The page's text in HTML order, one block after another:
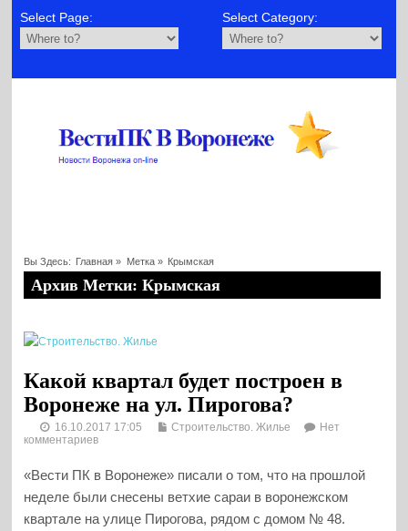
Select Page: Select Category:
Вы Здесь: Главная » Метка » Крымская
Архив Метки: Крымская
Какой квартал будет построен в
Воронеже на ул. Пирогова?
16.10.2017 17:05 Строительство. Жилье
Нет
комментариев
«Вести ПК в Воронеже» писали о том, что на прошлой
неделе были снесены ветхие сараи в воронежском
квартале на улице Пирогова, рядом с домом № 48.